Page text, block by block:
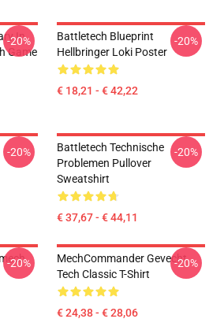
In
Game
-20%
Battletech Blueprint
Hellbringer Loki Poster
€ 18,21 - € 42,22
-20%
-20%
Battletech Technische
Problemen Pullover
Sweatshirt
€ 37,67 - € 44,11
-20%
-20%
MechCommander Gevecht
Tech Classic T-Shirt
€ 24,38 - € 28,06
-20%